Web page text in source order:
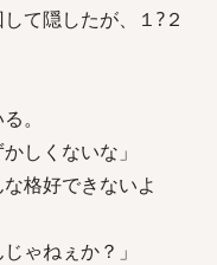
て隠したが、１?２
。
しくないな」
格好できないよ
ゃねぇか？」